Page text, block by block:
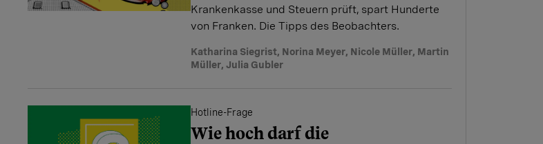
Krankenkasse und Steuern prüft, spart Hunderte
von Franken. Die Tipps des Beobachters.
Katharina Siegrist, Norina Meyer, Nicole Müller, Martin
Müller, Julia Gubler
Hotline-Frage
Wie hoch darf die